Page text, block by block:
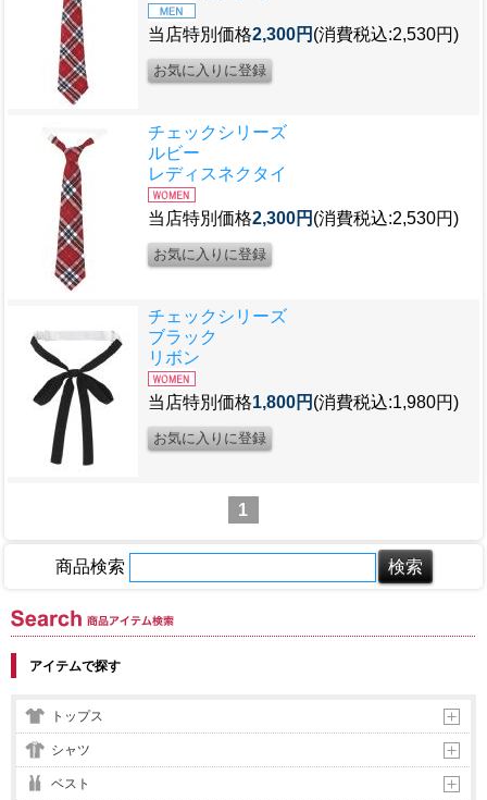
当店特別価格2,300円 (消費税込:2,530円)
チェックシリーズ
ルビー
レディスネクタイ
当店特別価格2,300円 (消費税込:2,530円)
チェックシリーズ
ブラック
リボン
当店特別価格1,800円 (消費税込:1,980円)
1
商品検索
商品アイテム検索
アイテムで探す
トップス
シャツ
ベスト